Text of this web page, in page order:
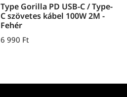
Type Gorilla PD USB-C / Type-
C szövetes kábel 100W 2M -
Fehér
6 990 Ft